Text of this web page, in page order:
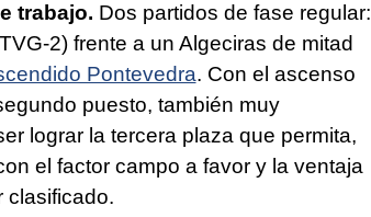
trabajo. Dos partidos de fase regular:
2) frente a un Algeciras de mitad
Pontevedra. Con el ascenso
puesto, también muy
lograr la tercera plaza que permita,
el factor campo a favor y la ventaja
clasificado.